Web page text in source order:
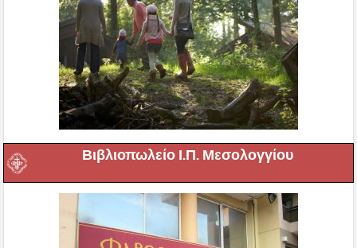
Βιβλιοπωλείο Ι.Π. Μεσολογγίου